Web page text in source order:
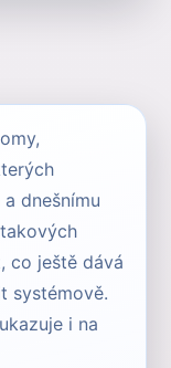
dnešnímu
co ještě dává
systémově.
i na